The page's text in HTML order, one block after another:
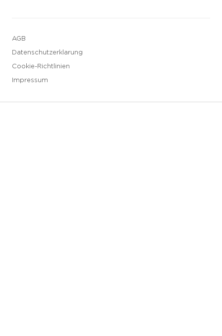
AGB
Datenschutzerklarung
Cookie-Richtlinien
Impressum